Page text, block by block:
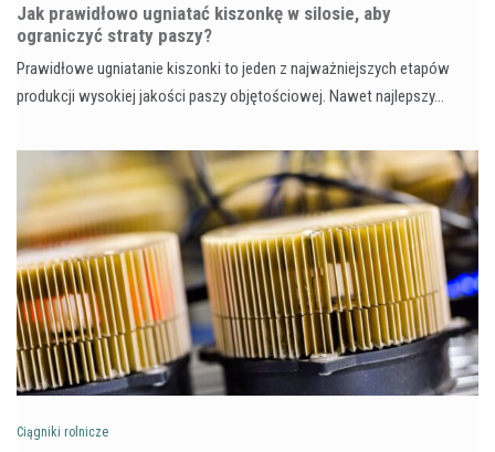
Jak prawidłowo ugniatać kiszonkę w silosie, aby
ograniczyć straty paszy?
Prawidłowe ugniatanie kiszonki to jeden z najważniejszych etapów
produkcji wysokiej jakości paszy objętościowej. Nawet najlepszy…
Ciągniki rolnicze